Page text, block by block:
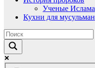
Ученые Ислама
Кухни для мусульман